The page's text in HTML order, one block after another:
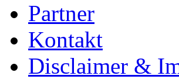
Partner
Kontakt
Disclaimer &